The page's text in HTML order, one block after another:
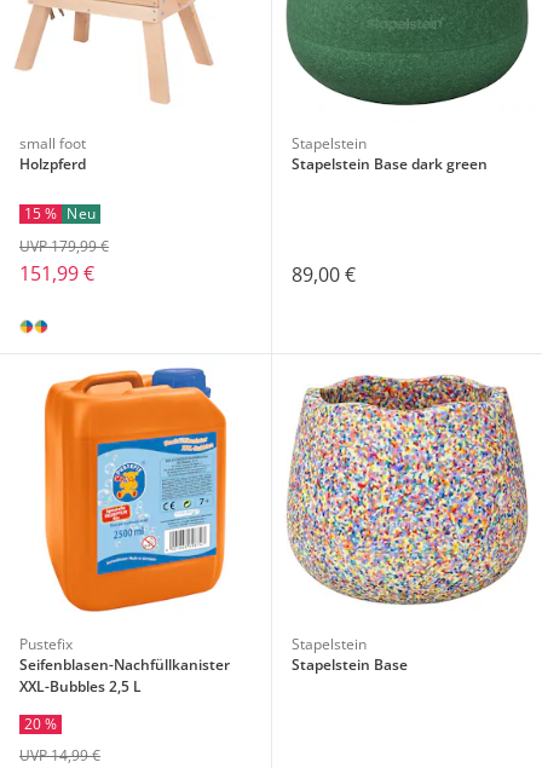
small foot
Holzpferd
15 % Neu
151,99 €
UVP 179,99 €
Stapelstein
Stapelstein Base dark green
89,00 €
Pustefix
Seifenblasen-Nachfüllkanister
XXL-Bubbles 2,5 L
20 %
UVP 14,99 €
Stapelstein
Stapelstein Base